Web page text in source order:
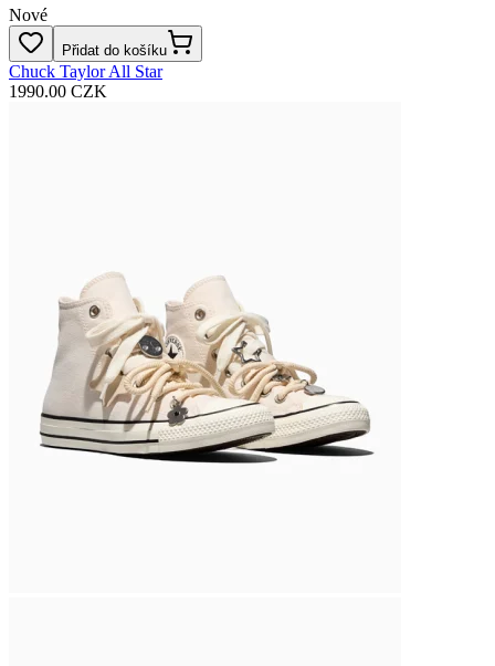
Nové
Přidat do košíku
Chuck Taylor All Star
1990.00 CZK